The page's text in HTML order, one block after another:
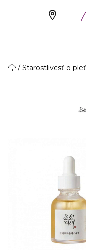
Starostlivosť o pleť